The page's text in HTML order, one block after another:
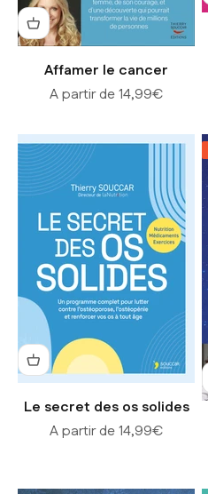
Affamer le cancer
Prix de vente
A partir de 14,99€
Le secret des os solides
Prix de vente
A partir de 14,99€